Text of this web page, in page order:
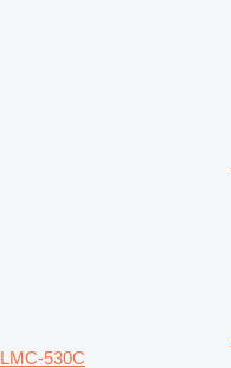
LMC-530C